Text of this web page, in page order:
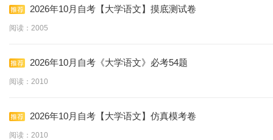
2026年10月自考【大学语文】摸底测试卷
阅读：2005
2026年10月自考《大学语文》必考54题
阅读：2010
2026年10月自考【大学语文】仿真模考卷
阅读：2010